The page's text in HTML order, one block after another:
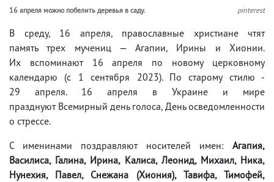
16 апреля можно побелить деревья в саду. pinterest
В среду, 16 апреля, православные христиане чтят
память трех мучениц — Агапии, Ирины и Хионии.
Их вспоминают 16 апреля по новому церковному
календарю (с 1 сентября 2023). По старому стилю -
29 апреля. 16 апреля в Украине и мире
празднуют Всемирный день голоса, День осведомленности
о стрессе.
С именинами поздравляют носителей имен: Агапия,
Василиса, Галина, Ирина, Калиса, Леонид, Михаил, Ника,
Нунехия, Павел, Снежана (Хиония), Тавифа, Тимофей,